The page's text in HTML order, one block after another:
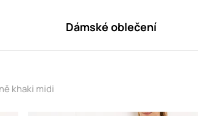
Dámské oblečení
khaki midi